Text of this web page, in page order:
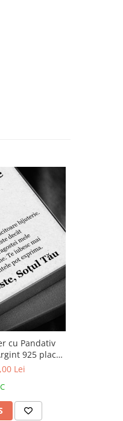
cu Pandativ
925 placat
și Felicitare
Lei